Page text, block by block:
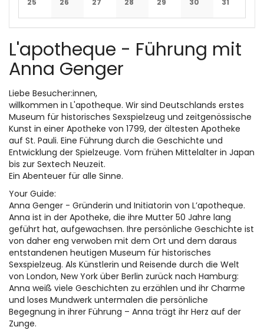
Keine Veranstaltungen
Keine Veranstaltungen
Keine Veranstaltungen
Keine Veranstaltungen
Keine Veranstaltungen
Keine Keine
L'apotheque - Führung mit
Anna Genger
Liebe Besucher:innen,
willkommen in L'apotheque. Wir sind Deutschlands erstes
Museum für historisches Sexspielzeug und zeitgenössische
Kunst in einer Apotheke von 1799, der ältesten Apotheke
auf St. Pauli. Eine Führung durch die Geschichte und
Entwicklung der Spielzeuge. Vom frühen Mittelalter in Japan
bis zur Sextech Neuzeit.
Ein Abenteuer für alle Sinne.
Your Guide:
Anna Genger - Gründerin und Initiatorin von L’apotheque.
Anna ist in der Apotheke, die ihre Mutter 50 Jahre lang
geführt hat, aufgewachsen. Ihre persönliche Geschichte ist
von daher eng verwoben mit dem Ort und dem daraus
entstandenen heutigen Museum für historisches
Sexspielzeug. Als Künstlerin und Reisende durch die Welt
von London, New York über Berlin zurück nach Hamburg:
Anna weiß viele Geschichten zu erzählen und ihr Charme
und loses Mundwerk untermalen die persönliche
Begegnung in ihrer Führung – Anna trägt ihr Herz auf der
Zunge.